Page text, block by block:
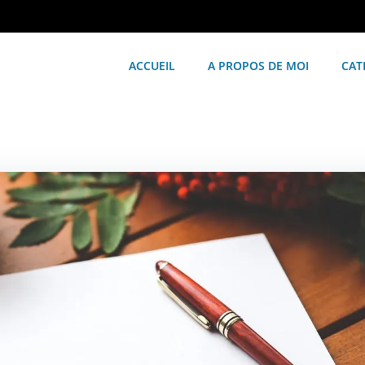
ACCUEIL A PROPOS DE MOI